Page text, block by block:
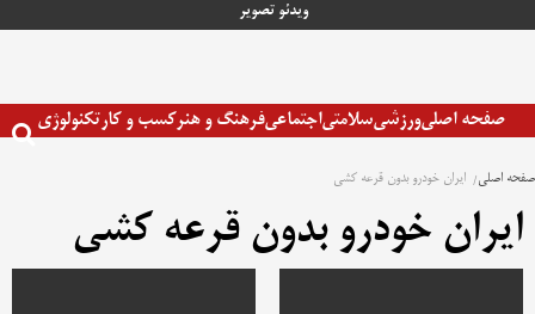
ویدئو تصویر
صفحه اصلیورزشیسلامتیاجتماعیفرهنگ و هنرکسب و کارتکنولوژی
صفحه اصلی ایران خودرو بدون قرعه کشی
ایران خودرو بدون قرعه کشی